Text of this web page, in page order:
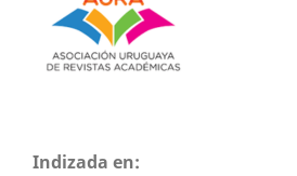
Indizada en: